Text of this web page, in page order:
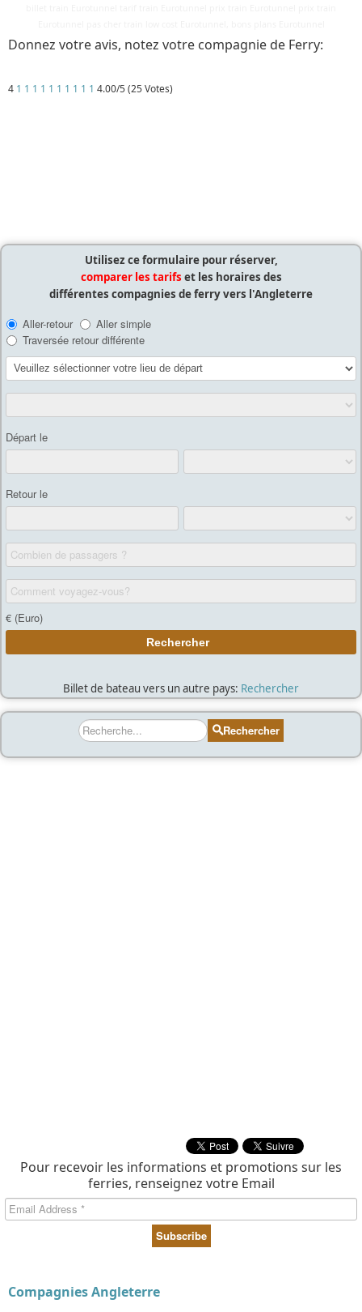
Donnez votre avis, notez votre compagnie de Ferry:
4 1 1 1 1 1 1 1 1 1 1 4.00/5 (25 Votes)
Utilisez ce formulaire pour réserver,
comparer les tarifs et les horaires des
différentes compagnies de ferry vers l'Angleterre
Billet de bateau vers un autre pays: Rechercher
Rechercher Rechercher
Pour recevoir les informations et promotions sur les
ferries, renseignez votre Email
Compagnies Angleterre